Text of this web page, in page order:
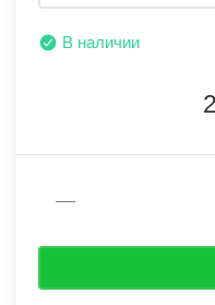
В наличии